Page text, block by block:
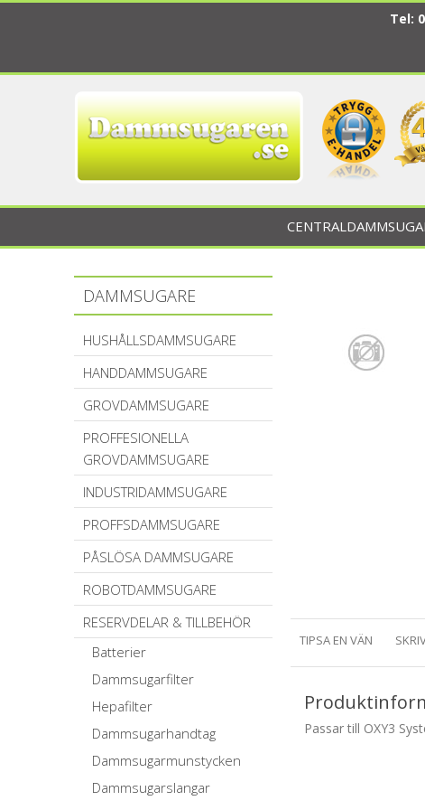
Tel:
DAMMSUGARE
HUSHÅLLSDAMMSUGARE
HANDDAMMSUGARE
GROVDAMMSUGARE
PROFFESIONELLA
GROVDAMMSUGARE
INDUSTRIDAMMSUGARE
PROFFSDAMMSUGARE
PÅSLÖSA DAMMSUGARE
ROBOTDAMMSUGARE
RESERVDELAR & TILLBEHÖR
Batterier
Dammsugarfilter
Hepafilter
Dammsugarhandtag
Dammsugarmunstycken
Dammsugarslangar
TIPSA EN VÄN
Passar till OXY3